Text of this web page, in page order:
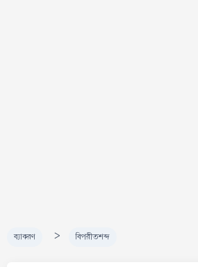
ব্যাকরণ > বিপরীতশব্দ